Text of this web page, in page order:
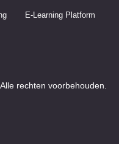
E-Learning Platform
rechten voorbehouden.